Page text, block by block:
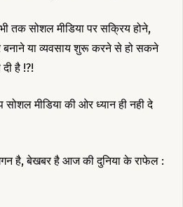
तक सोशल मीडिया पर सक्रिय होने,
बनाने या व्यवसाय शुरू करने से हो सकने
है !?!
मीडिया की ओर ध्यान ही नही दे
है, बेखबर है आज की दुनिया के राफेल :